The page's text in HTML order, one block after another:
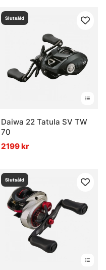
Slutsåld
Daiwa 22 Tatula SV TW
70
2199 kr
Slutsåld